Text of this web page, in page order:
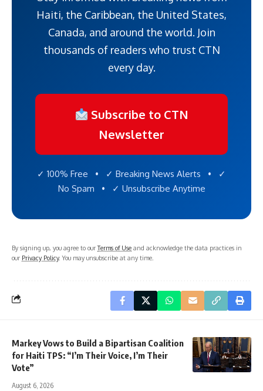
Haiti, the Caribbean, the United States,
Canada, and around the world. Join
thousands of readers who trust CTN
every day.
Subscribe to CTN
Newsletter
✓ 100% Free • ✓ Breaking News Alerts • ✓
No Spam • ✓ Unsubscribe Anytime
By signing up, you agree to ourTerms of Use and acknowledge the data practices in
our Privacy Policy. You may unsubscribe at any time.
Markey Vows to Build a Bipartisan Coalition
for Haiti TPS: “I’m Their Voice, I’m Their
Vote”
August 6, 2026